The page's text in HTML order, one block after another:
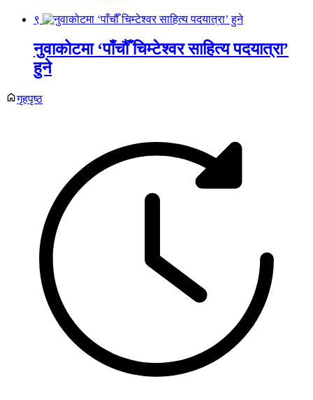
९
नुवाकोटमा ‘पाँचौँ चिम्टेश्वर साहित्य पदयात्रा’
हुने
गृहपृष्ठ